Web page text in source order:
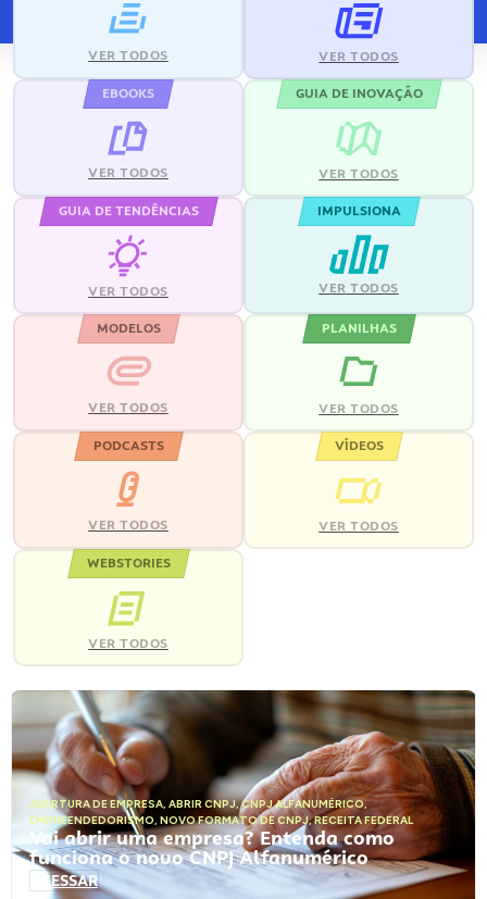
VER TODOS VER TODOS
EBOOKS
VER TODOS
GUIA DE INOVAÇÃO
VER TODOS
GUIA DE TENDÊNCIAS
VER TODOS
IMPULSIONA
VER TODOS
MODELOS
VER TODOS
PLANILHAS
VER TODOS
PODCASTS
VER TODOS
VÍDEOS
VER TODOS
WEBSTORIES
VER TODOS
ABERTURA DE EMPRESA, ABRIR CNPJ,CNPJ ALFANUMÉRICO,
EMPREENDEDORISMO, NOVO FORMATO DE CNPJ,RECEITA FEDERAL
Vai abrir uma empresa? Entenda como
funciona o novo CNPJ Alfanumérico
ACESSAR